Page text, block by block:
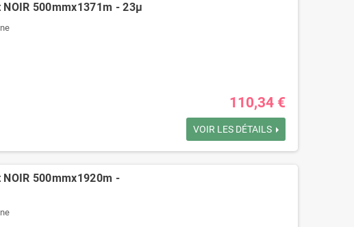
500mmx1371m - 23µ
110,34 €
VOIR LES DÉTAILS
500mmx1920m -